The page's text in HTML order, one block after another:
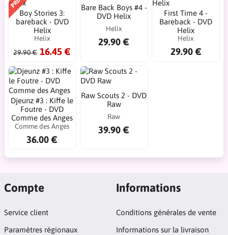
Boy Stories 3:
bareback - DVD
Helix
Helix
29.90 € 16.45 €
Bare Back Boys #4 -
DVD Helix
Helix
29.90 €
First Time 4 -
Bareback - DVD
Helix
Helix
29.90 €
Djeunz #3 : Kiffe le
Foutre - DVD
Comme des Anges
Comme des Anges
36.00 €
Raw Scouts 2 - DVD
Raw
Raw
39.90 €
Compte
Service client
Paramètres régionaux
Informations
Conditions générales de vente
Informations sur la livraison